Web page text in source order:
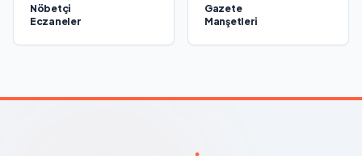
Nöbetçi
Eczaneler
Gazete
Manşetleri